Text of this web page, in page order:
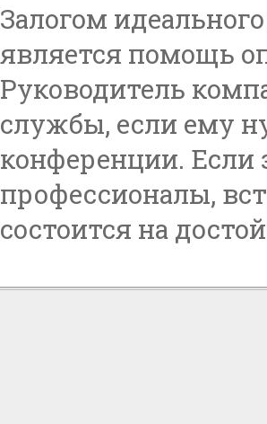
Залогом
является помощь
Руководитель
службы, если ему
конференции. Если
профессионалы,
состоится на